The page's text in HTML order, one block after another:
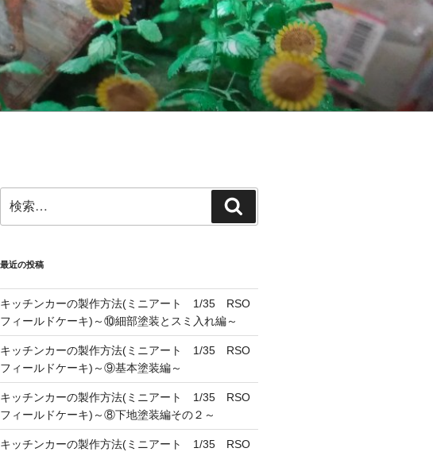
索:
索
最近の投稿
キッチンカーの製作方法(ミニアート 1/35 RSO
フィールドケーキ)～⑩細部塗装とスミ入れ編～
キッチンカーの製作方法(ミニアート 1/35 RSO
フィールドケーキ)～⑨基本塗装編～
キッチンカーの製作方法(ミニアート 1/35 RSO
フィールドケーキ)～⑧下地塗装編その２～
キッチンカーの製作方法(ミニアート 1/35 RSO